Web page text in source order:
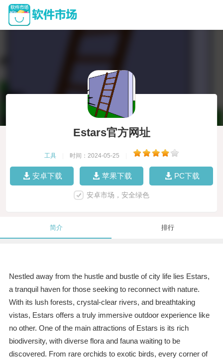
Estars官方网址
工具 时间：2024-05-25
安卓下载 苹果下载 PC下载
安卓市场，安全绿色
简介 排行
Nestled away from the hustle and bustle of city life lies Estars,
a tranquil haven for those seeking to reconnect with nature.
With its lush forests, crystal-clear rivers, and breathtaking
vistas, Estars offers a truly immersive outdoor experience like
no other. One of the main attractions of Estars is its rich
biodiversity, with diverse flora and fauna waiting to be
discovered. From rare orchids to exotic birds, every corner of